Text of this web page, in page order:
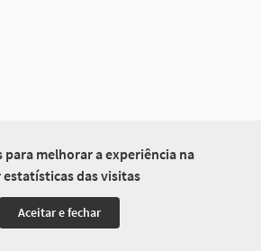
para melhorar a experiência na
estatísticas das visitas
Aceitar e fechar